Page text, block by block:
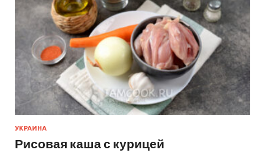
УКРАИНА
Рисовая каша с курицей